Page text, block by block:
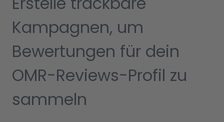
Kampagnen, um
Bewertungen für dein
OMR-Reviews-Profil zu
sammeln